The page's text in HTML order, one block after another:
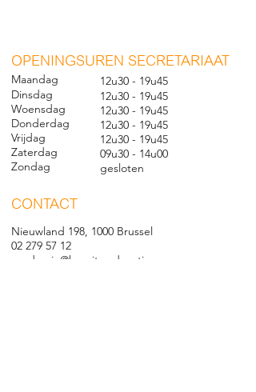
OPENINGSUREN SECRETARIAAT
Maandag
Dinsdag
Woensdag
Donderdag
Vrijdag
Zaterdag
Zondag
12u30 - 19u45
12u30 - 19u45
12u30 - 19u45
12u30 - 19u45
12u30 - 19u45
09u30 - 14u00
gesloten
CONTACT
Nieuwland 198, 1000 Brussel
02 279 57 12
academie@brucity.education